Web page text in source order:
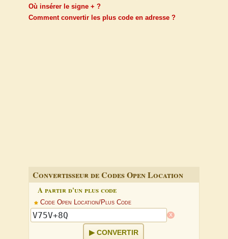
Où insérer le signe + ?
Comment convertir les plus code en adresse ?
Convertisseur de Codes Open Location
A partir d'un plus code
Code Open Location/Plus Code
x
CONVERTIR